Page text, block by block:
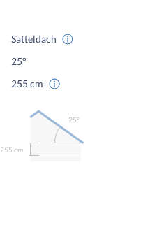
Satteldach
25°
255 cm
255 cm
25º